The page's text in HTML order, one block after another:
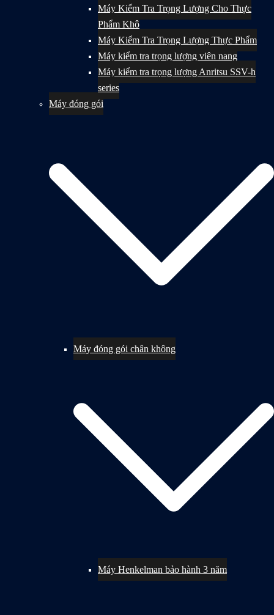
Máy Kiểm Tra Trọng Lượng Cho Thực
Phẩm Khô
Máy Kiểm Tra Trọng Lượng Thực Phẩm
Máy kiểm tra trọng lượng viên nang
Máy kiểm tra trọng lượng Anritsu SSV-h
series
Máy đóng gói
Máy đóng gói chân không
Máy Henkelman bảo hành 3 năm